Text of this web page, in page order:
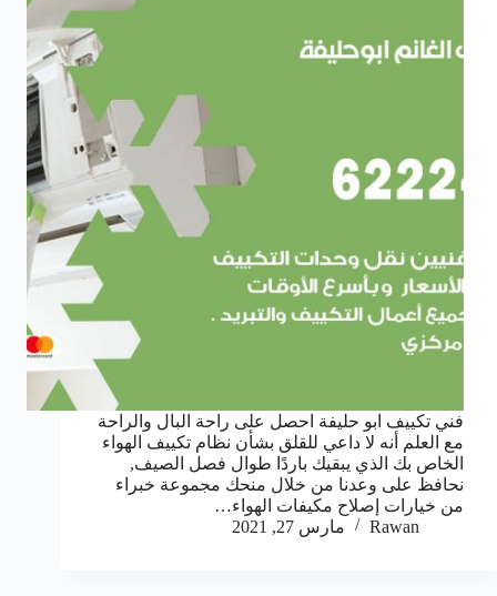
فني تكييف ابو حليفة احصل على راحة البال والراحة
مع العلم أنه لا داعي للقلق بشأن نظام تكييف الهواء
الخاص بك الذي يبقيك باردًا طوال فصل الصيف,
نحافظ على وعدنا من خلال منحك مجموعة خبراء
من خيارات إصلاح مكيفات الهواء…
Rawan
مارس 27, 2021